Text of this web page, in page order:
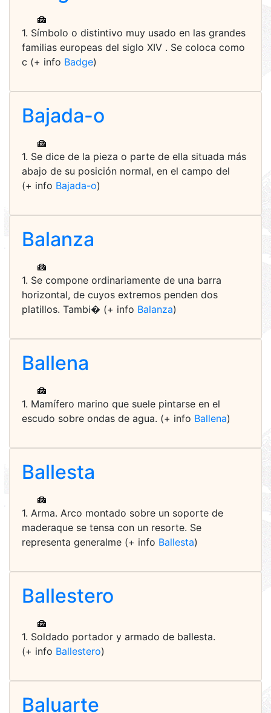
1. Símbolo o distintivo muy usado en las grandes
familias europeas del siglo XIV . Se coloca como
c (+ info Badge)
Bajada-o
1. Se dice de la pie­za o parte de ella situada más
abajo de su posición normal, en el campo del
(+ info Bajada-o)
Balanza
1. Se compone ordinariamente de una barra
horizontal, de cuyos extremos penden dos
platillos. Tambi� (+ info Balanza)
Ballena
1. Mamífero marino que suele pintarse en el
escudo sobre ondas de agua. (+ info Ballena)
Ballesta
1. Arma. Arco montado sobre un soporte de
maderaque se tensa con un resorte. Se
representa generalme (+ info Ballesta)
Ballestero
1. Soldado portador y armado de ballesta.
(+ info Ballestero)
Baluarte